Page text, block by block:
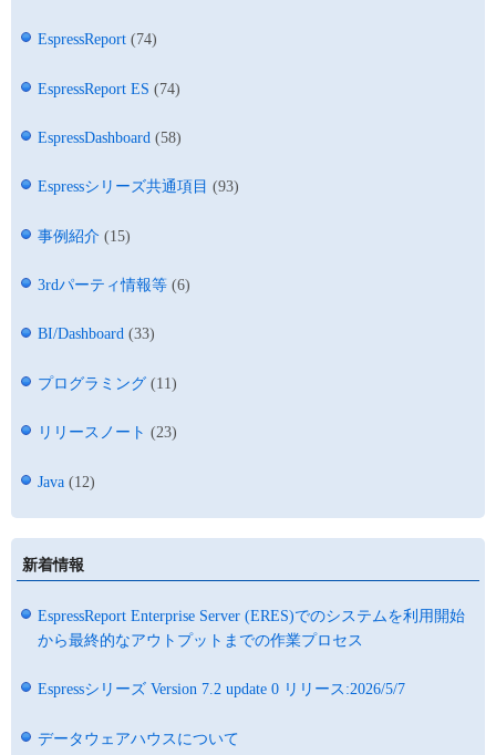
EspressReport (74)
EspressReport ES (74)
EspressDashboard (58)
Espressシリーズ共通項目 (93)
事例紹介 (15)
3rdパーティ情報等 (6)
BI/Dashboard (33)
プログラミング (11)
リリースノート (23)
Java (12)
新着情報
EspressReport Enterprise Server (ERES)でのシステムを利用開始
から最終的なアウトプットまでの作業プロセス
Espressシリーズ Version 7.2 update 0 リリース:2026/5/7
データウェアハウスについて